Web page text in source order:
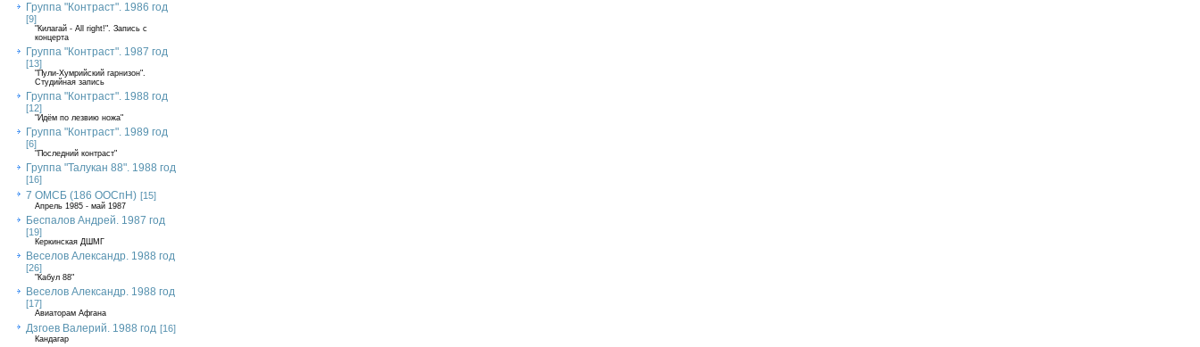
Группа "Контраст". 1986 год
[9]
"Килагай - All right!". Запись с
концерта
Группа "Контраст". 1987 год
[13]
"Пули-Хумрийский гарнизон".
Студийная запись
Группа "Контраст". 1988 год
[12]
"Идём по лезвию ножа"
Группа "Контраст". 1989 год
[6]
"Последний контраст"
Группа "Талукан 88". 1988 год
[16]
7 ОМСБ (186 ООСпН) [15]
Апрель 1985 - май 1987
Беспалов Андрей. 1987 год
[19]
Керкинская ДШМГ
Веселов Александр. 1988 год
[26]
"Кабул 88"
Веселов Александр. 1988 год
[17]
Авиаторам Афгана
Дзгоев Валерий. 1988 год [16]
Кандагар